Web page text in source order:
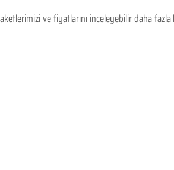
ve fiyatlarını inceleyebilir daha